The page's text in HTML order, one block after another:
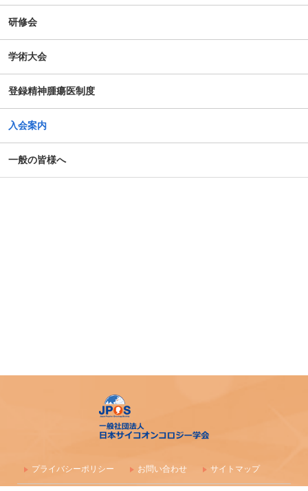
研修会
学術大会
登録精神腫瘍医制度
入会案内
一般の皆様へ
プライバシーポリシー お問い合わせ サイトマップ